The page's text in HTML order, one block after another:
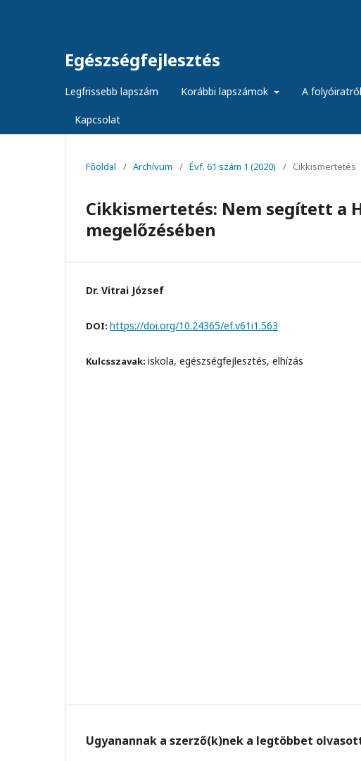
Egészségfejlesztés
Legfrissebb lapszám Korábbi lapszámok A folyóiratról
Kapcsolat
Főoldal / Archívum / Évf. 61 szám 1 (2020) / Cikkismertetés
Cikkismertetés: Nem segített a
megelőzésében
Dr. Vitrai József
DOI: https://doi.org/10.24365/ef.v61i1.563
Kulcsszavak: iskola, egészségfejlesztés, elhízás
Ugyanannak a szerző(k)nek a legtöbbet